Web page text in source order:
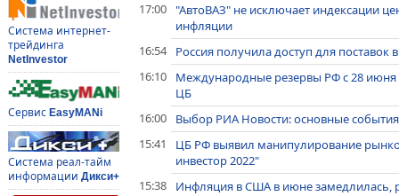
Система интернет-
трейдинга
NetInvestor
Сервис EasyMANi
Система реал-тайм
информации Дикси+
17:00 "АвтоВАЗ" не исключает индексации
инфляции
16:54
Россия получила доступ для
16:10
Международные резервы РФ с 28 июня
ЦБ
16:00
Выбор РИА Новости: основные
15:41
ЦБ РФ выявил манипулирование
инвестор 2022"
15:38
Инфляция в США в июне замедлилась,